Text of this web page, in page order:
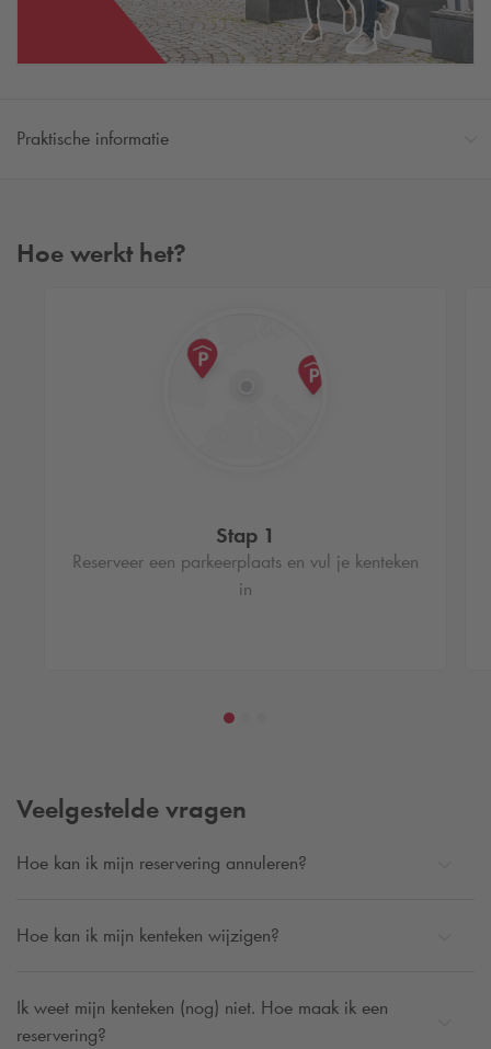
Praktische informatie
Hoe werkt het?
Stap 1
Reserveer een parkeerplaats en vul je kenteken
in
Veelgestelde vragen
Hoe kan ik mijn reservering annuleren?
Hoe kan ik mijn kenteken wijzigen?
Ik weet mijn kenteken (nog) niet. Hoe maak ik een
reservering?